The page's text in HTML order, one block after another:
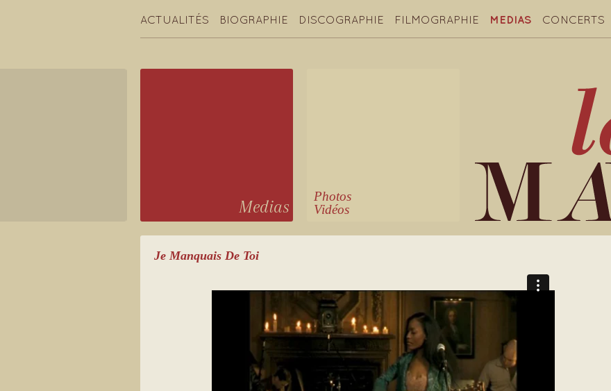
ACTUALITÉS BIOGRAPHIE DISCOGRAPHIE FILMOGRAPHIE MEDIAS CONCERTS
Medias
Photos
Vidéos
Je Manquais De Toi